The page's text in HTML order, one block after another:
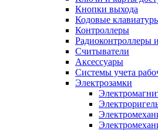
Кнопки выхода
Кодовые
Контроллеры
Радиоконтроллеры
Считыватели
Аксессуары
Системы учета
Электрозамки